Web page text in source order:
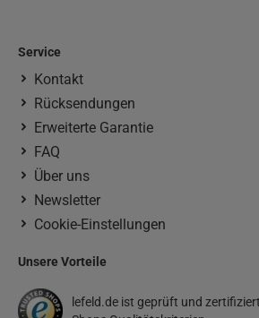
Service
Kontakt
Rücksendungen
Erweiterte Garantie
FAQ
Über uns
Newsletter
Cookie-Einstellungen
Unsere Vorteile
lefeld.de ist geprüft und